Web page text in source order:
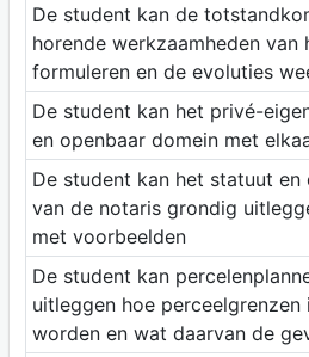
De student kan de
horende werkzaamheden van
formuleren en de evoluties
De student kan het privé-
en openbaar domein met
De student kan het statuut en
van de notaris grondig
met voorbeelden
De student kan
uitleggen hoe perceelgrenzen
worden en wat daarvan de